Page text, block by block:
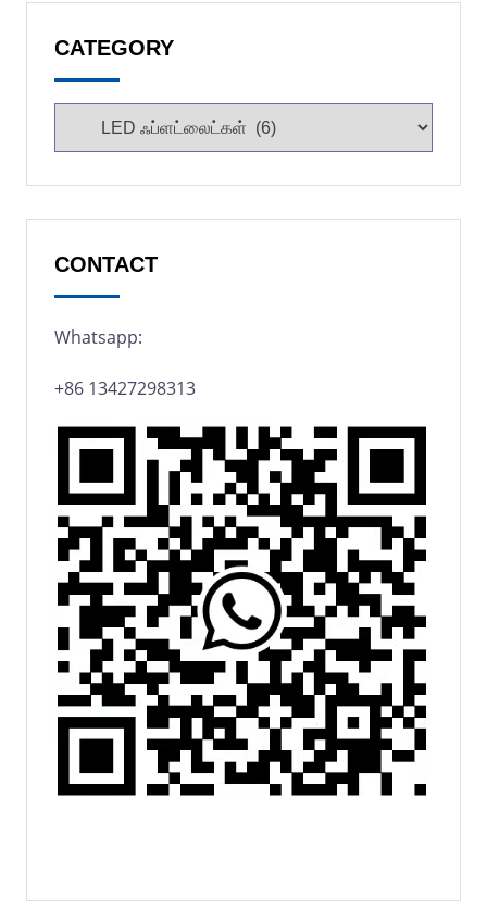
CATEGORY
CONTACT
Whatsapp:
+86 13427298313